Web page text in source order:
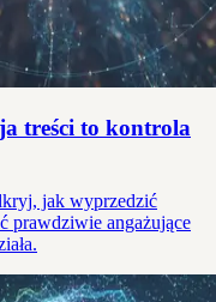
treści to kontrola
jak wyprzedzić
prawdziwie angażujące